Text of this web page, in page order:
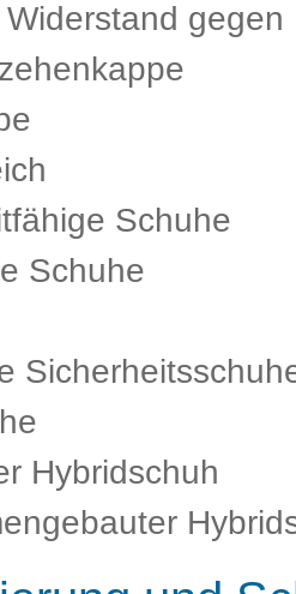
gegen
Schuhe
Schuhe
Hybridschuh